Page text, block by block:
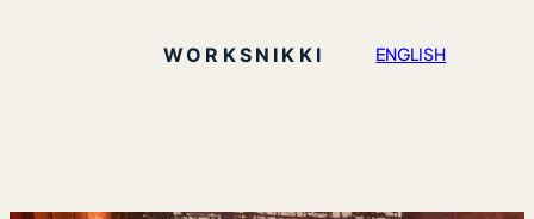
WORKS NIKKI ENGLISH